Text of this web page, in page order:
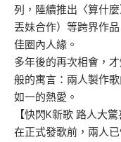
列，陸續推出〈算什
丟妹合作）等跨界作
佳圈內人緣。
多年後的再次相會，
般的寓言：兩人製作
如一的熱愛。
【快閃K新歌 路人大驚
在正式發歌前，兩人